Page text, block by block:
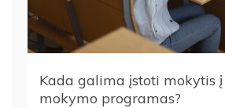
Kada galima įstoti mokytis
mokymo programas?